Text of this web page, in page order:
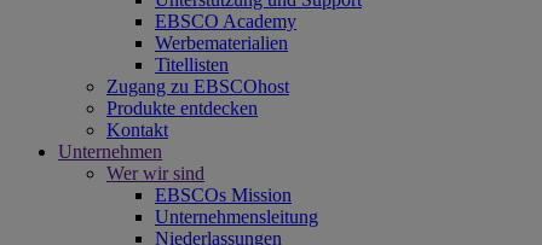
EBSCO Academy
Werbematerialien
Titellisten
Zugang zu EBSCOhost
Produkte entdecken
Kontakt
Unternehmen
Wer wir sind
EBSCOs Mission
Unternehmensleitung
Niederlassungen